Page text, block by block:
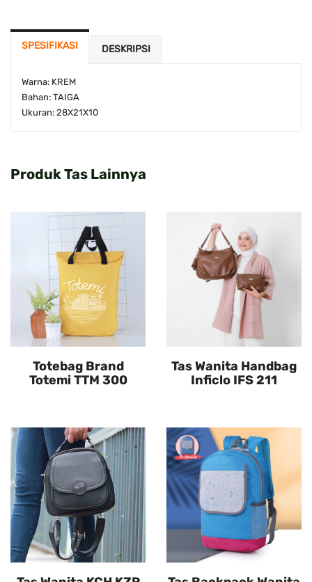
SPESIFIKASI DESKRIPSI
Warna: KREM
Bahan: TAIGA
Ukuran: 28X21X10
Produk Tas Lainnya
Totebag Brand
Totemi TTM 300
Tas Wanita Handbag
Inficlo IFS 211